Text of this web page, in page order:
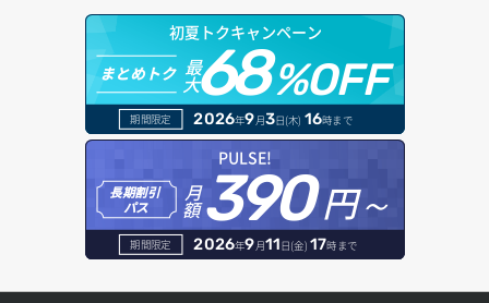
アタッチ済みボリューム一覧
アタッチ済みボリューム詳細取得
コンソールURL発行
サーバーに紐づくアドレス取得
サーバーに紐づくアドレス取得（ネットワーク指定）
セキュリティグループ ルール一覧取得
セキュリティグループ ルール作成
セキュリティグループ ルール削除
セキュリティグループ ルール詳細取得
セキュリティグループ一覧取得
ヘルスモニタ一覧取得
ヘルスモニタ作成
ヘルスモニタ削除
ヘルスモニタ更新
ヘルスモニタ詳細取得
オブジェクトダウンロード
オブジェクトバージョン管理
オブジェクト一覧取得
オブジェクト削除
オブジェクト削除予約
オブジェクト複製
ドメイン情報登録
ドメイン詳細取得
レコード一覧取得
レコード作成
レコード更新
初夏トクキャンペーン
まとめトク 最
大68%OFF
期間限定 2026年9月3日(木) 16時まで
PULSE!
長期割引
パス
月
額390円～
期間限定 2026年9月11日(金) 17時まで